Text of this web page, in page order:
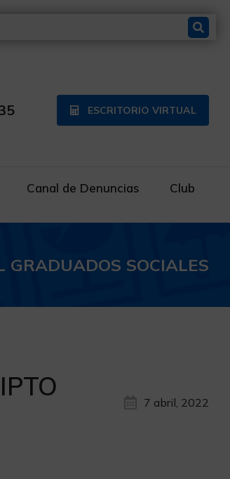
ESCRITORIO VIRTUAL
Canal de Denuncias Club
GRADUADOS SOCIALES
7 abril, 2022